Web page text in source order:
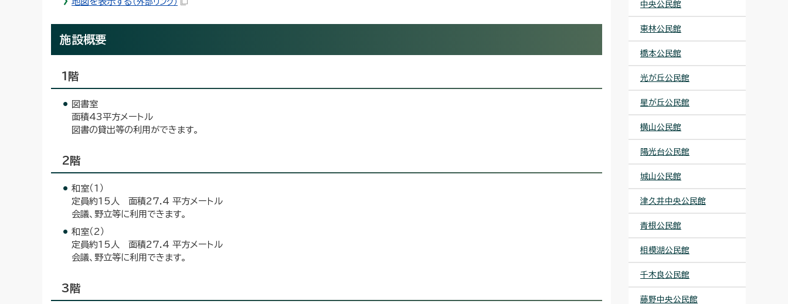
（外部リンク）
施設概要
1階
図書室
面積43平方メートル
図書の貸出等の利用ができます。
2階
和室（1）
定員約15人 面積27.4 平方メートル
会議、野立等に利用できます。
和室（2）
定員約15人 面積27.4 平方メートル
会議、野立等に利用できます。
3階
中央公民館
東林公民館
橋本公民館
光が丘公民館
星が丘公民館
横山公民館
陽光台公民館
城山公民館
津久井中央公民館
青根公民館
相模湖公民館
千木良公民館
藤野中央公民館